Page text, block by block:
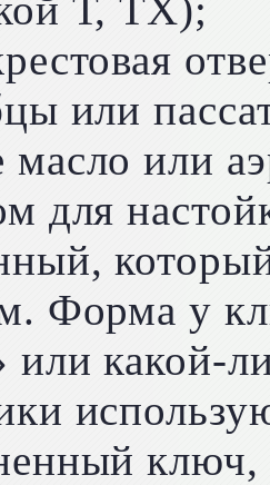
или
или
для
Форма у
или какой-
ключ,